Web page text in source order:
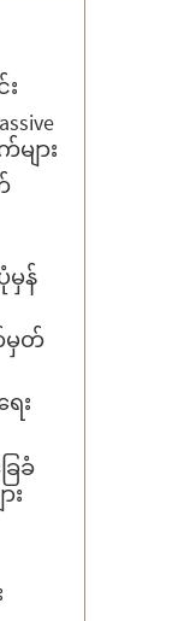
များ
န်
မှတ်
း
ခံ
း